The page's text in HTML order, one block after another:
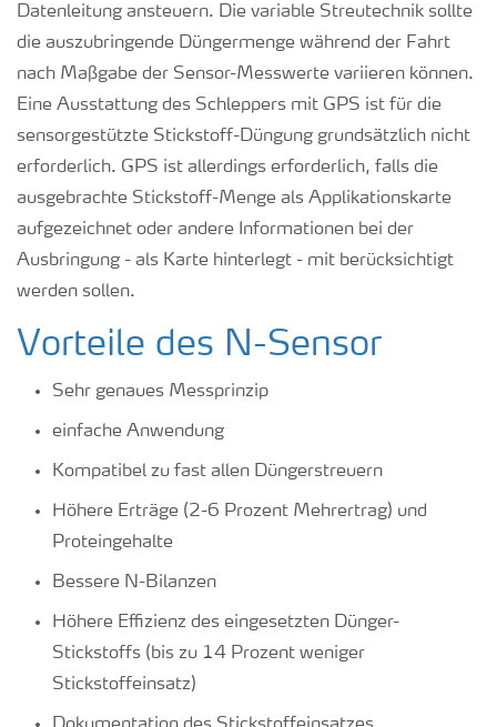
Datenleitung ansteuern. Die variable Streutechnik sollte
die auszubringende Düngermenge während der Fahrt
nach Maßgabe der Sensor-Messwerte variieren können.
Eine Ausstattung des Schleppers mit GPS ist für die
sensorgestützte Stickstoff-Düngung grundsätzlich nicht
erforderlich. GPS ist allerdings erforderlich, falls die
ausgebrachte Stickstoff-Menge als Applikationskarte
aufgezeichnet oder andere Informationen bei der
Ausbringung - als Karte hinterlegt - mit berücksichtigt
werden sollen.
Vorteile des N-Sensor
Sehr genaues Messprinzip
einfache Anwendung
Kompatibel zu fast allen Düngerstreuern
Höhere Erträge (2-6 Prozent Mehrertrag) und
Proteingehalte
Bessere N-Bilanzen
Höhere Effizienz des eingesetzten Dünger-
Stickstoffs (bis zu 14 Prozent weniger
Stickstoffeinsatz)